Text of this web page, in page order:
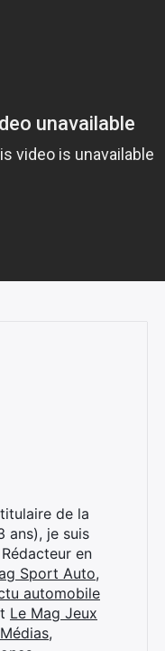
de la
ans), je suis
en
Sport Auto,
automobile
Le Mag Jeux